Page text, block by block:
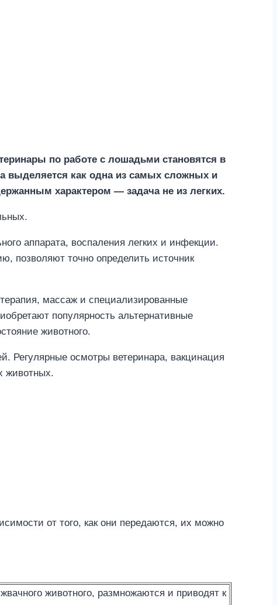
по работе с лошадьми становятся в
выделяется как одна из самых сложных и
характером — задача не из легких.
аппарата, воспаления легких и инфекции.
позволяют точно определить источник
массаж и специализированные
популярность альтернативные
животного.
Регулярные осмотры ветеринара, вакцинация
животных.
от того, как они передаются, их можно
животного, размножаются и приводят к